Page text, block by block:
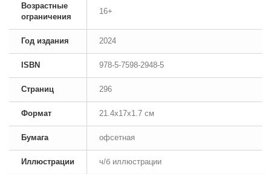
Возрастные
ограничения
16+
Год издания 2024
ISBN 978-5-7598-2948-5
Страниц 296
Формат 21.4x17x1.7 см
Бумага офсетная
Иллюстрации ч/б иллюстрации